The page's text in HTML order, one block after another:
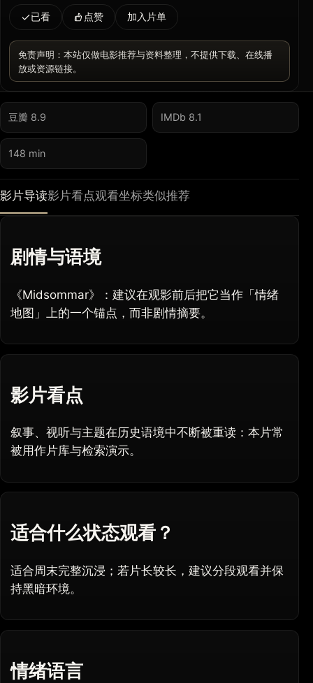
已看 点赞 加入片单
免责声明：本站仅做电影推荐与资料整理，不提供下载、在线播
放或资源链接。
豆瓣 8.9 IMDb 8.1
148 min
影片导读影片看点观看坐标类似推荐
剧情与语境
《Midsommar》：建议在观影前后把它当作「情绪
地图」上的一个锚点，而非剧情摘要。
影片看点
叙事、视听与主题在历史语境中不断被重读：本片常
被用作片库与检索演示。
适合什么状态观看？
适合周末完整沉浸；若片长较长，建议分段观看并保
持黑暗环境。
情绪语言